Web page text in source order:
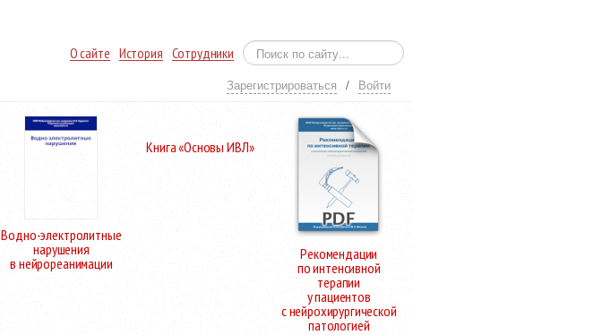
О сайте История Сотрудники
Зарегистрироваться / Войти
Водно-электролитные
нарушения
в нейрореанимации
Книга «Основы ИВЛ»
Рекомендации
по интенсивной
терапии
у пациентов
с нейрохирургической
патологией